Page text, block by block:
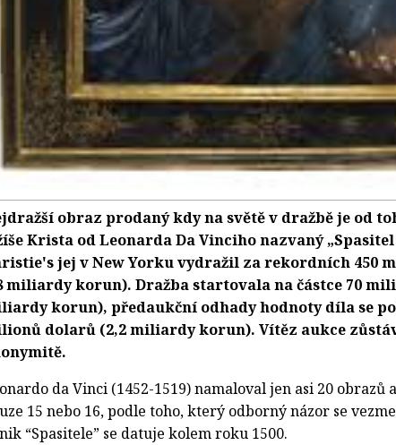
obraz prodaný kdy na světě v dražbě je od
Krista od Leonarda Da Vinciho nazvaný
jej v New Yorku vydražil za rekordních 450
miliardy korun). Dražba startovala na částce 70
korun), předaukční odhady hodnoty díla se
dolarů (2,2 miliardy korun). Vítěz aukce
da Vinci (1452-1519) namaloval jen asi 20 obrazů
15 nebo 16, podle toho, který odborný názor se
“Spasitele” se datuje kolem roku 1500.